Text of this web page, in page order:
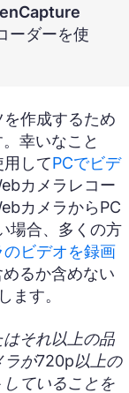
ーダーを使
作成するため
幸いなこと
してPCでビデ
カメラレコー
カメラからPC
場合、多くの方
ビデオを録画
るか含めない
ます。
それ以上の品
ラが720p以上の
ていることを